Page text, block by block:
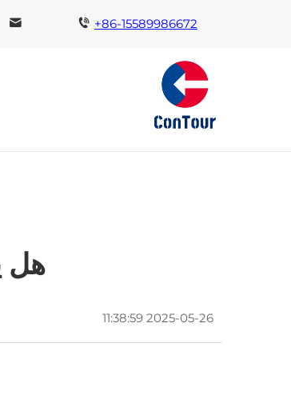
+86-15589986672
هل
2025-05-26 11:38:59